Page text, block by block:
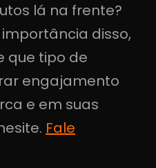
lá na frente?
disso,
que tipo de
engajamento
e em suas
Fale